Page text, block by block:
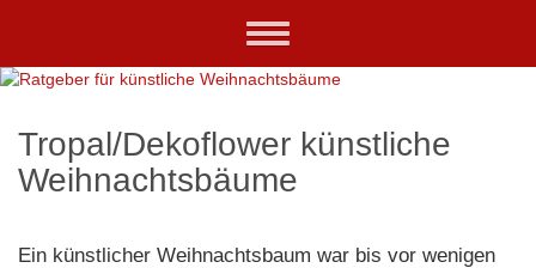
content
Toggle
Tropal/Dekoflower künstliche
Weihnachtsbäume
Ein künstlicher Weihnachtsbaum war bis vor wenigen